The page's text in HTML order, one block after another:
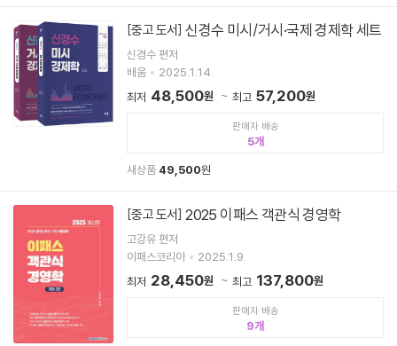
[중고 도서] 신경수 미시/거시·국제 경제학 세트
신경수 편저
배움
2025.1.14.
최저 48,500원 최고 57,200원
판매자 배송
5
새상품 49,500원
[중고 도서] 2025 이패스 객관식 경영학
고강유 편저
이패스코리아
2025.1.9.
최저 28,450원 최고 137,800원
판매자 배송
9